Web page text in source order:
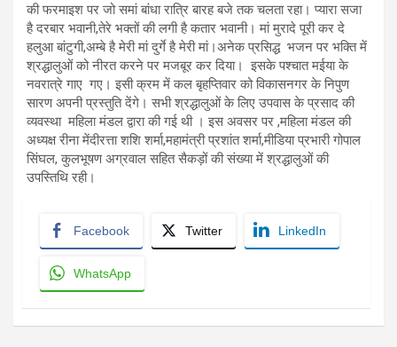
की फरमाइश पर जो समां बांधा रात्रि बारह बजे तक चलता रहा। प्यारा सजा
है दरबार भवानी,तेरे भक्तों की लगी है कतार भवानी। मां मुरादे पूरी कर दे
हलुआ बांटुगी,अम्बे है मेरी मां दुर्गे है मेरी मां।अनेक प्रसिद्ध भजन पर भक्ति में
श्रद्धालुओं को नीरत करने पर मजबूर कर दिया। इसके पश्चात मईया के
नवरात्रे गाए गए। इसी क्रम में कल बृहप्तिवार को विकासनगर के निपुण
सारण अपनी प्रस्तुति देंगे। सभी श्रद्धालुओं के लिए उपवास के प्रसाद की
व्यवस्था महिला मंडल द्वारा की गई थी । इस अवसर पर ,महिला मंडल की
अध्यक्ष रीना मेंदीरत्ता शशि शर्मा,महामंत्री प्रशांत शर्मा,मीडिया प्रभारी गोपाल
सिंघल, कुलभूषण अग्रवाल सहित सैकड़ों की संख्या में श्रद्धालुओं की
उपस्तिथि रही।
Facebook Twitter LinkedIn
WhatsApp